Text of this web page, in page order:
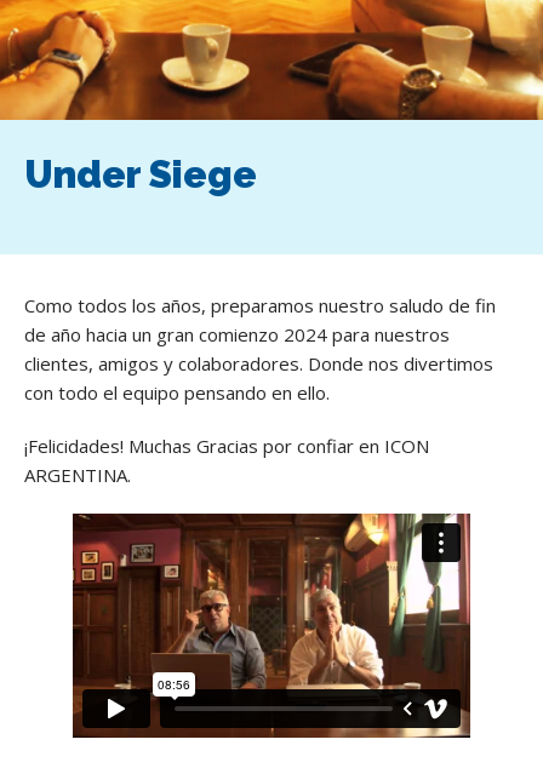
Under Siege
Como todos los años, preparamos nuestro saludo de fin
de año hacia un gran comienzo 2024 para nuestros
clientes, amigos y colaboradores. Donde nos divertimos
con todo el equipo pensando en ello.
¡Felicidades! Muchas Gracias por confiar en ICON
ARGENTINA.